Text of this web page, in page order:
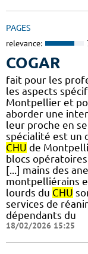
PAGES
relevance:
COGAR
fait pour les
les aspects
Montpellier et
aborder une
leur proche en
spécialité est un
CHU de
blocs
[...] mains des
montpelliérains
lourds du CHU
services de
dépendants du
18/02/2026 15:25